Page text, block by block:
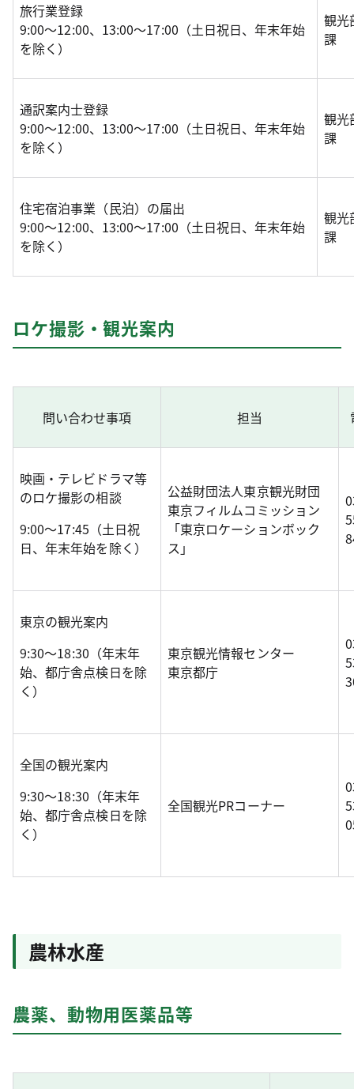
旅行業登録
9:00～12:00、13:00～17:00（土日祝日、年末年始
を除く）
観光
課
通訳案内士登録
9:00～12:00、13:00～17:00（土日祝日、年末年始
を除く）
観光
課
住宅宿泊事業（民泊）の届出
9:00～12:00、13:00～17:00（土日祝日、年末年始
を除く）
観光
課
ロケ撮影・観光案内
問い合わせ事項 担当
映画・テレビドラマ等
のロケ撮影の相談
9:00～17:45（土日祝
日、年末年始を除く）
公益財団法人東京観光財団
東京フィルムコミッション
「東京ロケーションボック
ス」
東京の観光案内
9:30～18:30（年末年
始、都庁舎点検日を除
く）
東京観光情報センター
東京都庁
全国の観光案内
9:30～18:30（年末年
始、都庁舎点検日を除
く）
全国観光PRコーナー
農林水産
農薬、動物用医薬品等